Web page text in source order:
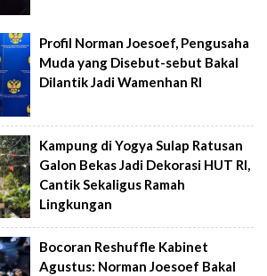
Profil Norman Joesoef, Pengusaha
Muda yang Disebut-sebut Bakal
Dilantik Jadi Wamenhan RI
Kampung di Yogya Sulap Ratusan
Galon Bekas Jadi Dekorasi HUT RI,
Cantik Sekaligus Ramah
Lingkungan
Bocoran Reshuffle Kabinet
Agustus: Norman Joesoef Bakal